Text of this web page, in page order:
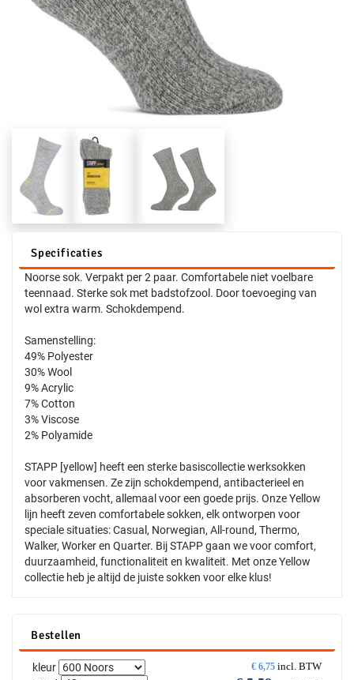
Specificaties
Noorse sok. Verpakt per 2 paar. Comfortabele niet voelbare
teennaad. Sterke sok met badstofzool. Door toevoeging van
wol extra warm. Schokdempend.
Samenstelling:
49% Polyester
30% Wool
9% Acrylic
7% Cotton
3% Viscose
2% Polyamide
STAPP [yellow] heeft een sterke basiscollectie werksokken
voor vakmensen. Ze zijn schokdempend, antibacterieel en
absorberen vocht, allemaal voor een goede prijs. Onze Yellow
lijn heeft zeven comfortabele sokken, elk ontworpen voor
speciale situaties: Casual, Norwegian, All-round, Thermo,
Walker, Worker en Quarter. Bij STAPP gaan we voor comfort,
duurzaamheid, functionaliteit en kwaliteit. Met onze Yellow
collectie heb je altijd de juiste sokken voor elke klus!
Bestellen
€ 6,75 incl. BTW
kleur